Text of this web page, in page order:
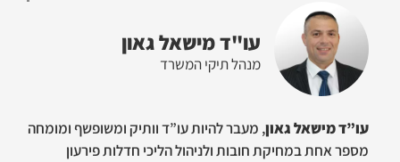
עו"ד מישאל גאון
מנהל תיקי המשרד
עו”ד מישאל גאון, מעבר להיות עו”ד וותיק ומשופשף ומומחה
מספר אחת במחיקת חובות ולניהול הליכי חדלות פירעון